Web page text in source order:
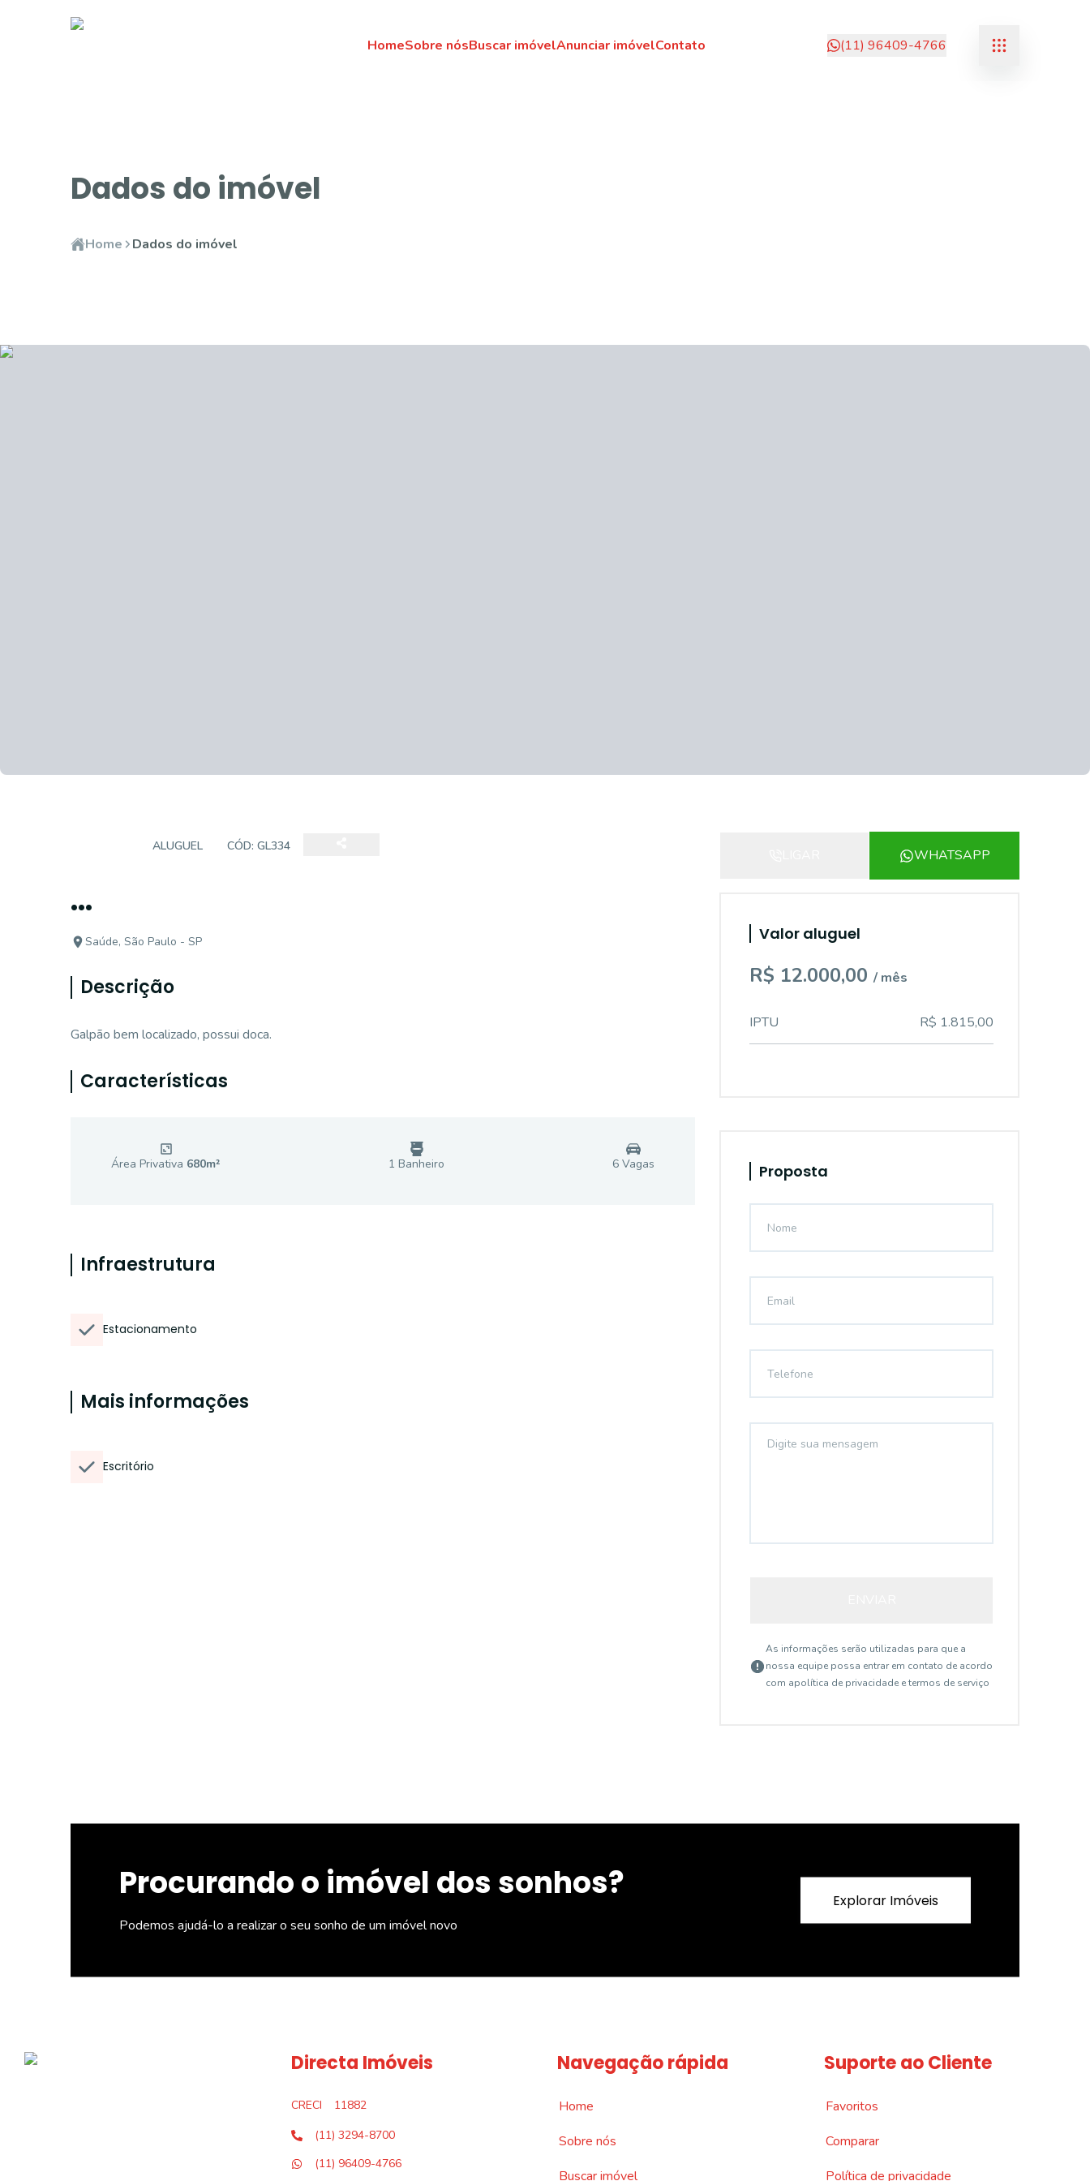
HomeSobre nósBuscar imóvelAnunciar imóvelContato (11) 96409-4766
Dados do imóvel
Home Dados do imóvel
ALUGUEL CÓD: GL334
...
Saúde, São Paulo - SP
Descrição
Galpão bem localizado, possui doca.
Características
Área Privativa 680m² 1 Banheiro 6 Vagas
Infraestrutura
Estacionamento
Mais informações
Escritório
WHATSAPP
Valor aluguel
R$ 12.000,00 / mês
IPTU R$ 1.815,00
Proposta
As informações serão utilizadas para que a
nossa equipe possa entrar em contato de acordo
com apolítica de privacidade e termos de serviço
Procurando o imóvel dos sonhos?
Podemos ajudá-lo a realizar o seu sonho de um imóvel novo
Explorar Imóveis
Directa Imóveis
CRECI
11882
(11) 3294-8700
(11) 96409-4766
Navegação rápida
Home
Sobre nós
Buscar imóvel
Suporte ao Cliente
Favoritos
Comparar
Política de privacidade